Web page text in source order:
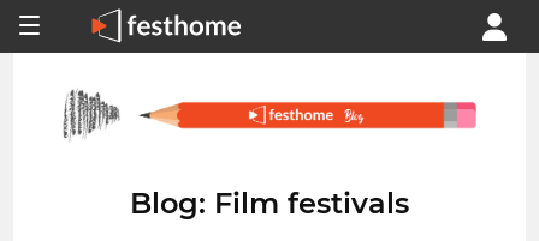
Blog: Film festivals